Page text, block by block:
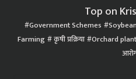
Top on
Government Schemes
Farming कृषी प्रक्रिया Orchard